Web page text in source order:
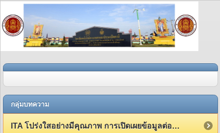
กลุ่มบทความ
ITA โปร่งใสอย่างมีคุณภาพ การเปิดเผยข้อมูลต่อสาธารณะ